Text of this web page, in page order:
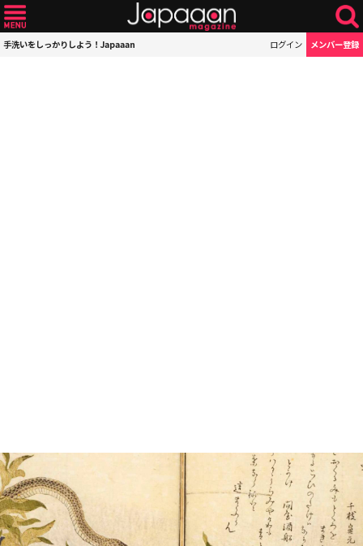
手洗いをしっかりしよう！Japaaan ログイン メンバー登録